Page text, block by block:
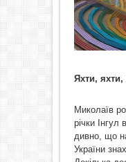
Яхти,
Миколаїв
річки
дивно, що
України